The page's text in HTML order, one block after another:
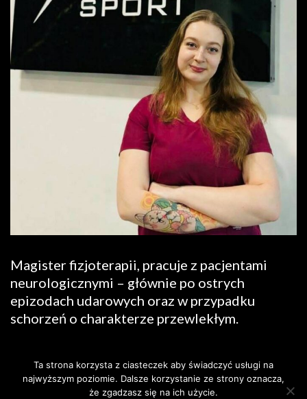
Magister fizjoterapii, pracuje z pacjentami
neurologicznymi – głównie po ostrych
epizodach udarowych oraz w przypadku
schorzeń o charakterze przewlekłym.
KLIKNIJ aby umówić się na wizytę!
Ta strona korzysta z ciasteczek aby świadczyć usługi na
najwyższym poziomie. Dalsze korzystanie ze strony oznacza,
że zgadzasz się na ich użycie.